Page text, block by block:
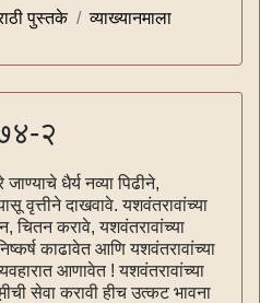
पुस्तके
व्याख्यानमाला
२
धैर्य नव्या पिढीने,
वृत्तीने दाखवावे. यशवंतरावांच्या
करावे, यशवंतरावांच्या
काढावेत आणि यशवंतरावांच्या
आणावेत ! यशवंतरावांच्या
सेवा करावी हीच उत्कट भावना